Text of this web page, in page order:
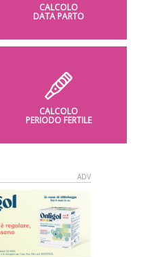
CALCOLO
DATA PARTO
CALCOLO
PERIODO FERTILE